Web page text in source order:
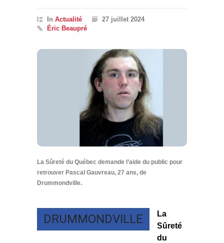
In Actualité
27 juillet 2024
Éric Beaupré
La Sûreté du Québec demande l’aide du public pour
retrouver Pascal Gauvreau, 27 ans, de
Drummondville.
DRUMMONDVILLE
La
Sûreté
du